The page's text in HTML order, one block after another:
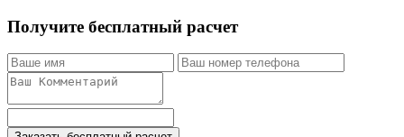
Получите бесплатный расчет